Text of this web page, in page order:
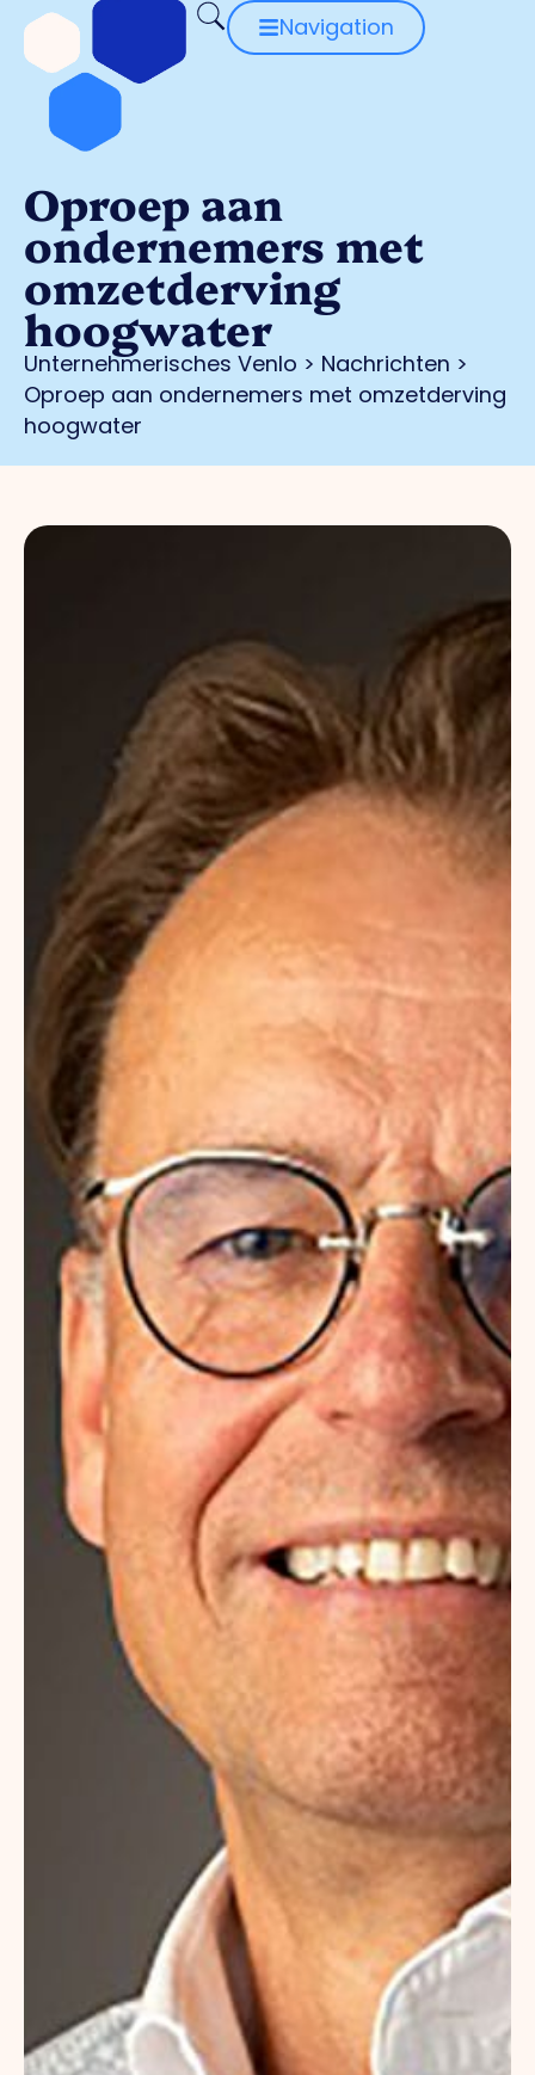
Navigation
Oproep aan
ondernemers met
omzetderving
hoogwater
Unternehmerisches Venlo > Nachrichten >
Oproep aan ondernemers met omzetderving
hoogwater